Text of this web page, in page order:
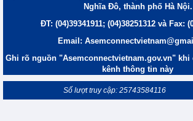
Nghĩa Đô, thành phố Hà Nội.
ĐT: (04)39341911; (04)38251312 và Fax:
Email:
Ghi rõ nguồn "Asemconnectvietnam.gov.vn"
kênh thông tin này
Số lượt truy cập: 25743584116